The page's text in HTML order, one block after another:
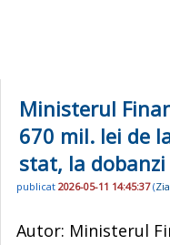
Ministerul
670 mil. lei de
stat, la dobanzi
publicat 2026-05-11 14:45:37(
Autor: Ministerul